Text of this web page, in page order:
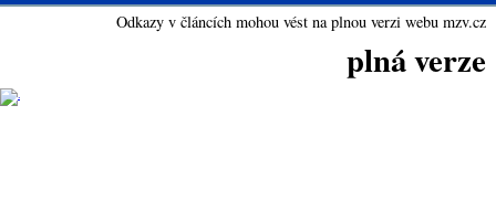
Odkazy v článcích mohou vést na plnou verzi webu mzv.cz
plná verze